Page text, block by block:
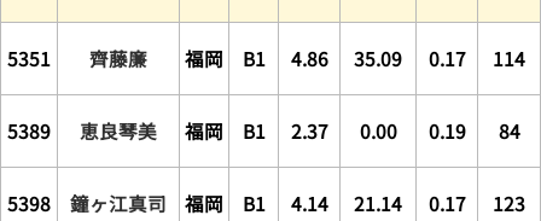
5351 齊藤廉 福岡 B1 4.86 35.09 0.17 114
5389 恵良琴美 福岡 B1 2.37 0.00 0.19 84
5398 鐘ヶ江真司 福岡 B1 4.14 21.14 0.17 123